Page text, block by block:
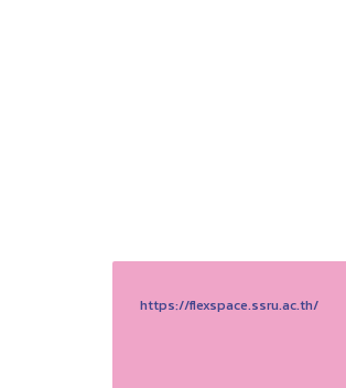
https://flexspace.ssru.ac.th/